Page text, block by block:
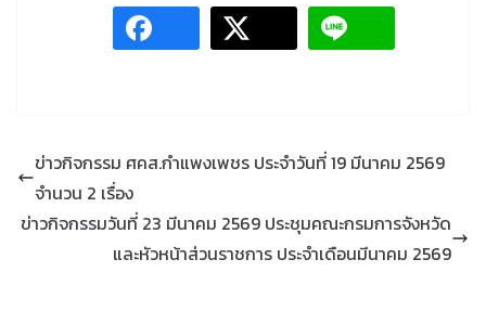
ข่าวกิจกรรม ศคส.กำแพงเพชร ประจำวันที่ 19 มีนาคม 2569
จำนวน 2 เรื่อง
ข่าวกิจกรรมวันที่ 23 มีนาคม 2569 ประชุมคณะกรมการจังหวัด
และหัวหน้าส่วนราชการ ประจำเดือนมีนาคม 2569